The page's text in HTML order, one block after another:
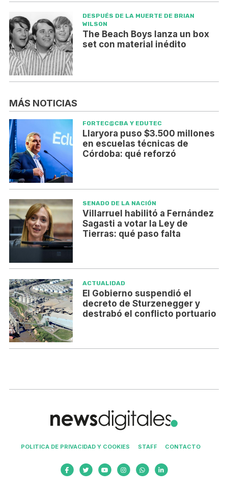
DESPUÉS DE LA MUERTE DE BRIAN
WILSON
The Beach Boys lanza un box
set con material inédito
MÁS NOTICIAS
FORTEC@CBA Y EDUTEC
Llaryora puso $3.500 millones
en escuelas técnicas de
Córdoba: qué reforzó
SENADO DE LA NACIÓN
Villarruel habilitó a Fernández
Sagasti a votar la Ley de
Tierras: qué paso falta
ACTUALIDAD
El Gobierno suspendió el
decreto de Sturzenegger y
destrabó el conflicto portuario
POLITICA DE PRIVACIDAD Y COOKIES STAFF CONTACTO